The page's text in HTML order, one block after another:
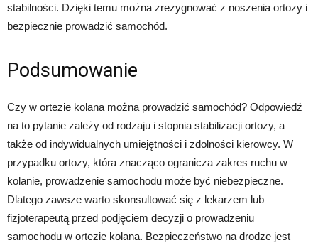
stabilności. Dzięki temu można zrezygnować z noszenia ortozy i
bezpiecznie prowadzić samochód.
Podsumowanie
Czy w ortezie kolana można prowadzić samochód? Odpowiedź
na to pytanie zależy od rodzaju i stopnia stabilizacji ortozy, a
także od indywidualnych umiejętności i zdolności kierowcy. W
przypadku ortozy, która znacząco ogranicza zakres ruchu w
kolanie, prowadzenie samochodu może być niebezpieczne.
Dlatego zawsze warto skonsultować się z lekarzem lub
fizjoterapeutą przed podjęciem decyzji o prowadzeniu
samochodu w ortezie kolana. Bezpieczeństwo na drodze jest